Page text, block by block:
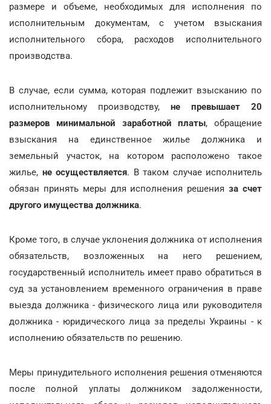
размере и объеме, необходимых для исполнения по
исполнительным документам, с учетом взыскания
исполнительного сбора, расходов исполнительного
производства.
В случае, если сумма, которая подлежит взысканию по
исполнительному производству, не превышает 20
размеров минимальной заработной платы, обращение
взыскания на единственное жилье должника и
земельный участок, на котором расположено такое
жилье, не осуществляется. В таком случае исполнитель
обязан принять меры для исполнения решенияза счет
другого имущества должника.
Кроме того, в случае уклонения должника от исполнения
обязательств, возложенных на него решением,
государственный исполнитель имеет право обратиться в
суд за установлением временного ограничения в праве
выезда должника - физического лица или руководителя
должника - юридического лица за пределы Украины - к
исполнению обязательств по решению.
Меры принудительного исполнения решения отменяются
после полной уплаты должником задолженности,